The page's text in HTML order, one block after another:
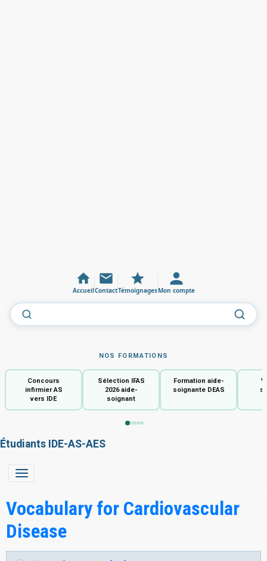
AccueilContactTémoignagesMon compte
NOS FORMATIONS
Concours
infirmier AS
vers IDE
Sélection IFAS
2026 aide-
soignant
Formation aide-
soignante DEAS
Étudiants IDE-AS-AES
Vocabulary for Cardiovascular
Disease